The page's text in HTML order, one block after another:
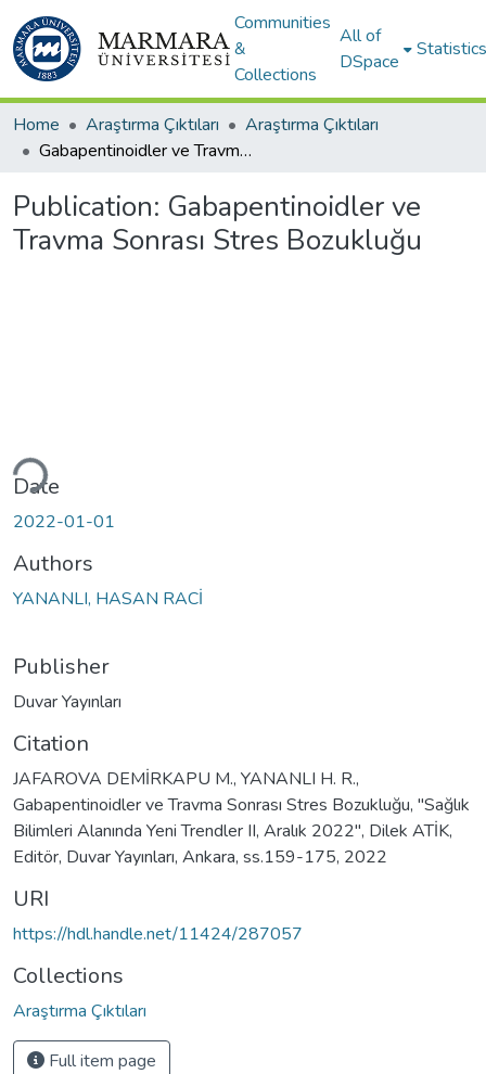
Communities
&
Collections
All of
DSpace
Statistics
Home Araştırma Çıktıları
Araştırma Çıktıları
Gabapentinoidler ve Travma Sonrası Stres Bozukluğu
Publication: Gabapentinoidler ve
Travma Sonrası Stres Bozukluğu
Date
2022-01-01
Authors
YANANLI, HASAN RACİ
Publisher
Duvar Yayınları
Citation
JAFAROVA DEMİRKAPU M., YANANLI H. R.,
Gabapentinoidler ve Travma Sonrası Stres Bozukluğu, "Sağlık
Bilimleri Alanında Yeni Trendler II, Aralık 2022", Dilek ATİK,
Editör, Duvar Yayınları, Ankara, ss.159-175, 2022
URI
https://hdl.handle.net/11424/287057
Collections
Araştırma Çıktıları
Full item page